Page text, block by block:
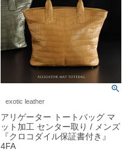
exotic leather
アリゲーター トートバッグ マ
ット加工 センター取り / メンズ
『クロコダイル保証書付き』
4FA